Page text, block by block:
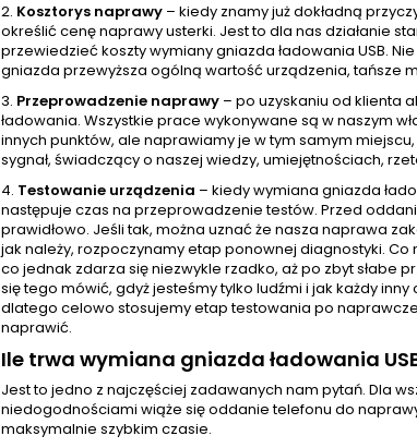
2. Kosztorys naprawy – kiedy znamy już dokładną
określić cenę naprawy usterki. Jest to dla nas działanie
przewiedzieć koszty wymiany gniazda ładowania USB.
gniazda przewyższa ogólną wartość urządzenia, tańsze
3. Przeprowadzenie naprawy – po uzyskaniu od klienta
ładowania. Wszystkie prace wykonywane są w naszym
innych punktów, ale naprawiamy je w tym samym
sygnał, świadczący o naszej wiedzy, umiejętnościach,
4. Testowanie urządzenia – kiedy wymiana gniazda
następuje czas na przeprowadzenie testów. Przed
prawidłowo. Jeśli tak, można uznać że nasza naprawa
jak należy, rozpoczynamy etap ponownej diagnostyki.
co jednak zdarza się niezwykle rzadko, aż po zbyt słabe
się tego mówić, gdyż jesteśmy tylko ludźmi i jak każdy
dlatego celowo stosujemy etap testowania po
naprawić.
Ile trwa wymiana gniazda ładowania
Jest to jedno z najczęściej zadawanych nam pytań. Dla
niedogodnościami wiąże się oddanie telefonu do
maksymalnie szybkim czasie.